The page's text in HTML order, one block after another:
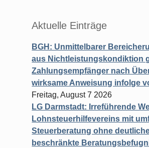
Aktuelle Einträge
BGH: Unmittelbarer
aus Nichtleistungskondiktion
Zahlungsempfänger nach
wirksame Anweisung infolge
Freitag, August 7 2026
LG Darmstadt: Irreführende
Lohnsteuerhilfevereins mit
Steuerberatung ohne
beschränkte